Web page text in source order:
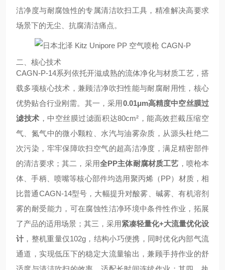
洁净度与耐腐蚀性的专属清洁吹扫工具，精准解决高要求
场景下的无尘、抗腐清洁痛点。
二、核心技术
CAGN-P-14系列依托开滋成熟的流体净化与材质工艺，搭
载多项核心技术，兼顾洁净吹扫性能与耐腐耐用性，核心
优势贴合行业刚需。其一，采用0.01μm高精度中空丝膜过
滤技术 ，中空丝膜过滤面积达80cm²，能高效拦截压缩空
气、氮气中的微小颗粒、水汽与油雾杂质，从源头杜绝二
次污染，牢牢保障吹扫空气的超高洁净度，满足精密部件
的清洁要求；其二，采用全PP主体耐腐材质工艺 ，喷枪本
体、手柄、喷嘴等核心部件均选用聚丙烯（PP）材质，相
比普通CAGN-14型号，大幅提升对酸雾、碱雾、有机溶剂
雾的耐受能力，可在腐蚀性洁净环境中条件性作业，拓展
了产品的适用场景；其三，采用紧凑轻量化+大流量优化设
计 ，整机重量仅102g，结构小巧便携，同时优化内部气流
通道，实现低压下的稳定大流量输出，兼顾手持作业的舒